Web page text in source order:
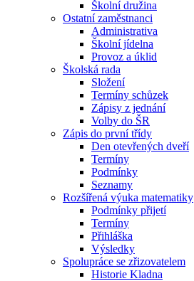
Školní družina
Ostatní zaměstnanci
Administrativa
Školní jídelna
Provoz a úklid
Školská rada
Složení
Termíny schůzek
Zápisy z jednání
Volby do ŠR
Zápis do první třídy
Den otevřených dveří
Termíny
Podmínky
Seznamy
Rozšířená výuka matematiky
Podmínky přijetí
Termíny
Přihláška
Výsledky
Spolupráce se zřizovatelem
Historie Kladna